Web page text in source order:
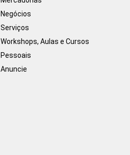
Negócios
Serviços
Workshops, Aulas e Cursos
Pessoais
Anuncie